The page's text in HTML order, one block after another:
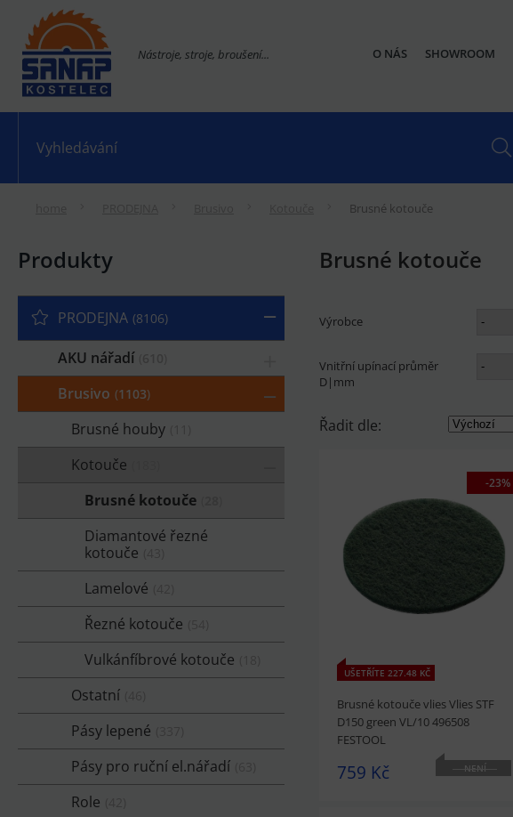
Nástroje, stroje, broušení... O NÁS SHOWROOM
Brusné kotouče
Produkty
PRODEJNA 8106
AKU nářadí
Brusivo 1103
Brusné houby
Kotouče
Brusné kotouče
Diamantové řezné
kotouče
Lamelové
Řezné kotouče
Vulkánfíbrové kotouče
Ostatní
Pásy lepené
Pásy pro ruční el.nářadí
Role
Brusné kotouče
Výrobce
Vnitřní upínací průměr
D|mm
Řadit dle:
-23%
UŠETŘÍTE 227.48 KČ
Brusné kotouče vlies Vlies STF
D150 green VL/10 496508
FESTOOL
759 Kč
NENÍ